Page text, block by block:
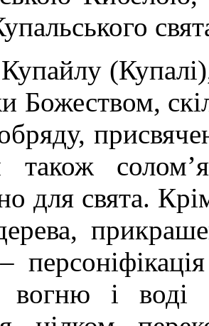
Божеством,
також
для свята.
вогню і